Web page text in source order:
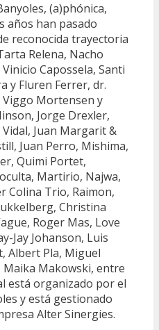
(a)phónica,
años han pasado
reconocida trayectoria
Relena, Nacho
Capossela, Santi
y Fluren Ferrer, dr.
Viggo Mortensen y
Jorge Drexler,
Juan Margarit &
Juan Perro, Mishima,
Quimi Portet,
Martirio, Najwa,
Colina Trio, Raimon,
Christina
Roger Mas, Love
Jay Johanson, Luis
Albert Pla, Miguel
Maika Makowski, entre
está organizado por el
y está gestionado
Alter Sinergies.